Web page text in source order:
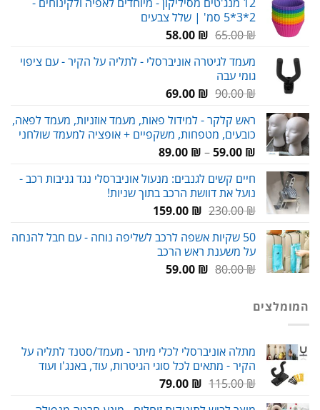
היה:
180.00 ₪.
הוא:
120.00 ₪.
2*3*5 סמ' | שלל צבעים
65.00₪
המחיר
היה:
58.00 ₪
המחיר
הוא:
מעמד לגיטרה אוניברסלי - לתליה על הקיר - עם ציפוי
גומי עבה
90.00₪
המחיר
היה:
90.00 ₪.
69.00 ₪
המחיר
הוא:
69.00 ₪.
ראש קלקר - למידול פאות, מעמד אוזניות, מעמד לפאה,
כובעים, מטפחות, משקפיים + אופציה למעמד שולחני
59.00 ₪
–
89.00 ₪
טווח
עד
חיים קשים לגנבים: מנעול אוניברסלי נגד גניבות רכב -
נועל את דוושת הרכב בתוך שניות!
230.00₪
המחיר
היה:
230.00 ₪.
159.00 ₪
המחיר
הוא:
50 שקיות אשפה לרכב לשליפה נוחה - עם חבל להנחה
על משענת ראש הרכב
80.00₪
המחיר59.00 ₪
המחיר
המומלצים
מתלה אוניברסלי לכלי מיתר - מעמד/סטנד לתליה על
הקיר - מתאים לכל סוגי הגיטרות, עוד, באנג'ו ועוד
115.00₪
המחיר79.00 ₪
המחיר